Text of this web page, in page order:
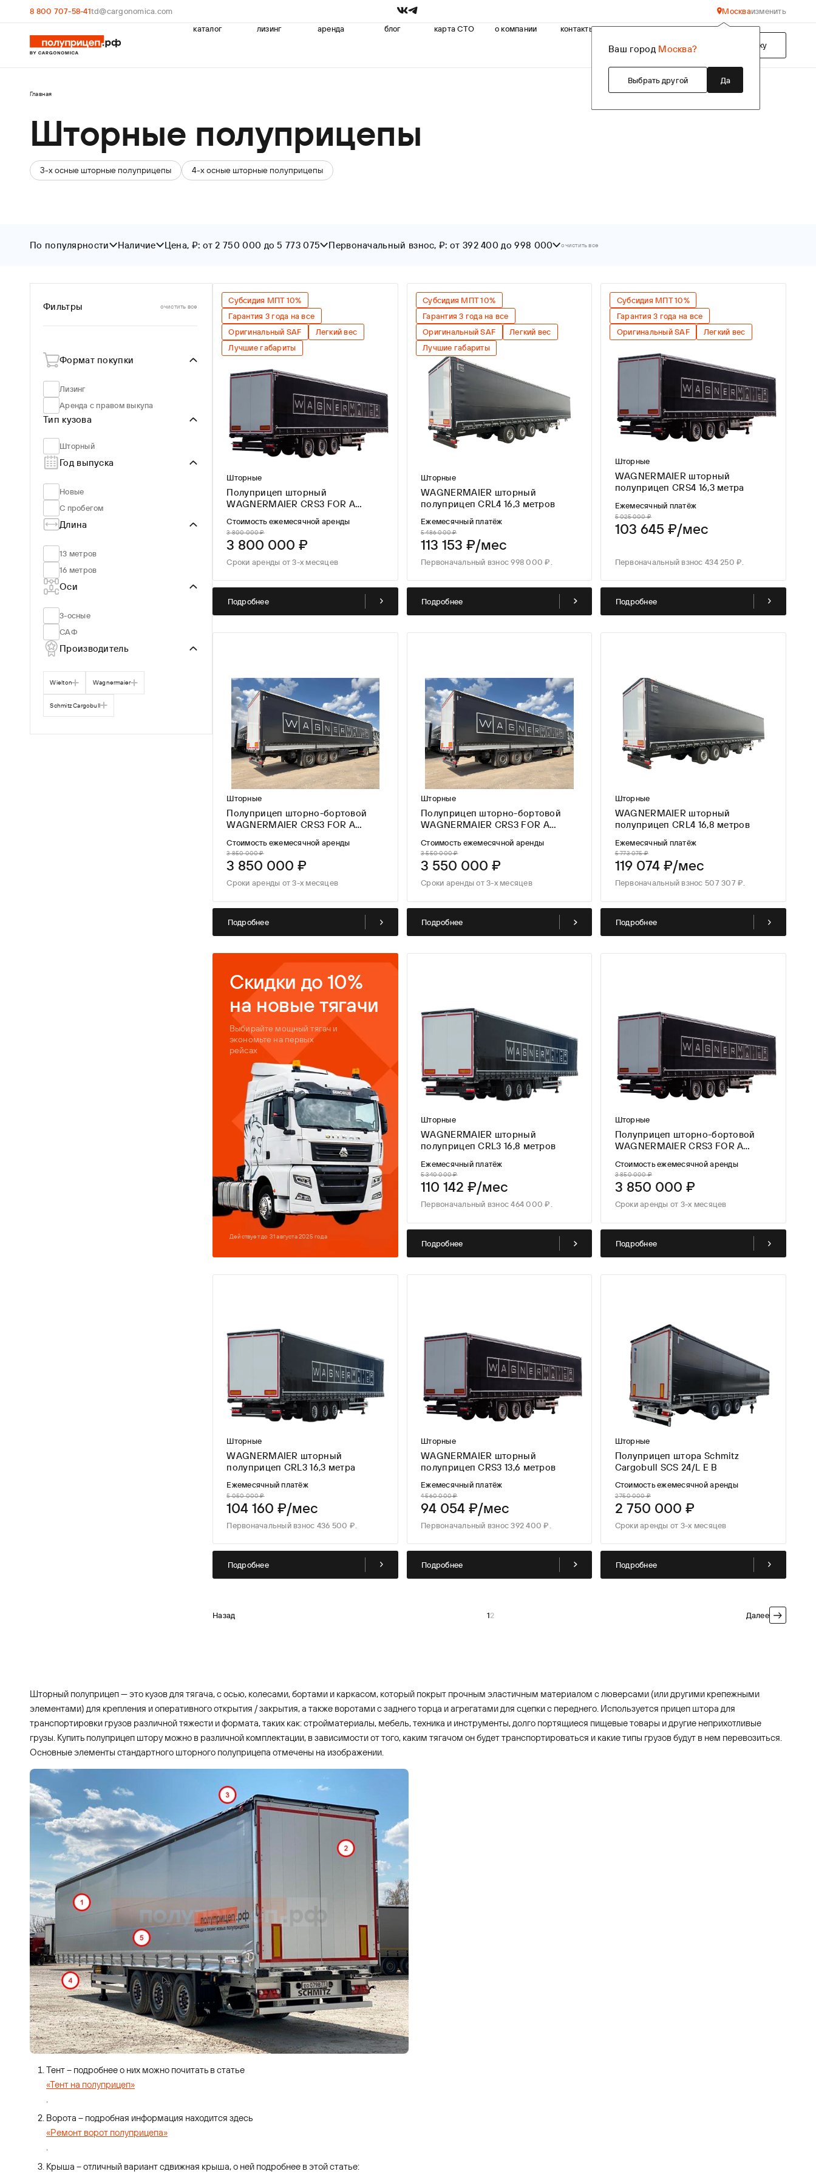
8 800 707-58-41td@cargonomica.com Москва
Ваш город Москва?
Выбрать другой Да
изменить
каталог
лизинг аренда блог карта СТО о компании
контакты
Подобрать технику
Главная
Шторные полуприцепы
3-х осные шторные полуприцепы 4-х осные шторные полуприцепы
По популярности
По новизне
Цена ↓
Наличие Цена, ₽: от 2 750 000 до 5 773 075 Первоначальный взнос, ₽: от 392 400 до 998 000 очистить все
Фильтры очистить все
Формат покупки
Лизинг
Аренда с правом выкупа
Тип кузова
Шторный
Год выпуска
Новые
С пробегом
Длина
13 метров
16 метров
Оси
3-осные
САФ
Производитель
Wielton Wagnermaier
Schmitz Cargobull
Субсидия МПТ 10%
Гарантия 3 года на все
Оригинальный SAF
Легкий вес
Лучшие габариты
Шторные
Полуприцеп шторный
WAGNERMAIER CRS3 FOR A
Стоимость ежемесячной аренды
3 800 000 ₽
3 800 000 ₽
Сроки аренды от 3-х месяцев
Подробнее
Субсидия МПТ 10%
Гарантия 3 года на все
Оригинальный SAF
Легкий вес
Лучшие габариты
Шторные
WAGNERMAIER шторный
полуприцеп CRL4 16,3 метров
Ежемесячный платёж
5 486 000 ₽
113 153 ₽/мес
Первоначальный взнос 998 000 ₽.
Подробнее
Субсидия МПТ 10%
Гарантия 3 года на все
Оригинальный SAF
Легкий вес
Шторные
WAGNERMAIER шторный
полуприцеп CRS4 16,3 метра
Ежемесячный платёж
5 025 000 ₽
103 645 ₽/мес
Первоначальный взнос 434 250 ₽.
Подробнее
Шторные
Полуприцеп шторно-бортовой
WAGNERMAIER CRS3 FOR A
Стоимость ежемесячной аренды
3 850 000 ₽
3 850 000 ₽
Сроки аренды от 3-х месяцев
Подробнее
Шторные
Полуприцеп шторно-бортовой
WAGNERMAIER CRS3 FOR A
Стоимость ежемесячной аренды
3 550 000 ₽
3 550 000 ₽
Сроки аренды от 3-х месяцев
Подробнее
Шторные
WAGNERMAIER шторный
полуприцеп CRL4 16,8 метров
Ежемесячный платёж
5 773 075 ₽
119 074 ₽/мес
Первоначальный взнос 507 307 ₽.
Подробнее
Скидки до 10%
на новые тягачи
Выбирайте мощный тягач и
экономьте на первых
рейсах
Действует до 31 августа 2025 года
Шторные
WAGNERMAIER шторный
полуприцеп CRL3 16,8 метров
Ежемесячный платёж
5 340 000 ₽
110 142 ₽/мес
Первоначальный взнос 464 000 ₽.
Подробнее
Шторные
Полуприцеп шторно-бортовой
WAGNERMAIER CRS3 FOR A
Стоимость ежемесячной аренды
3 850 000 ₽
3 850 000 ₽
Сроки аренды от 3-х месяцев
Подробнее
Шторные
WAGNERMAIER шторный
полуприцеп CRL3 16,3 метра
Ежемесячный платёж
5 050 000 ₽
104 160 ₽/мес
Первоначальный взнос 436 500 ₽.
Подробнее
Шторные
WAGNERMAIER шторный
полуприцеп CRS3 13,6 метров
Ежемесячный платёж
4 560 000 ₽
94 054 ₽/мес
Первоначальный взнос 392 400 ₽.
Подробнее
Шторные
Полуприцеп штора Schmitz
Cargobull SCS 24/L E B
Стоимость ежемесячной аренды
2 750 000 ₽
2 750 000 ₽
Сроки аренды от 3-х месяцев
Подробнее
Назад 12 Далее
Шторный полуприцеп — это кузов для тягача, с осью, колесами, бортами и каркасом, который покрыт прочным эластичным материалом с люверсами (или другими крепежными
элементами) для крепления и оперативного открытия / закрытия, а также воротами с заднего торца и агрегатами для сцепки с переднего. Используется прицеп штора для
транспортировки грузов различной тяжести и формата, таких как: стройматериалы, мебель, техника и инструменты, долго портящиеся пищевые товары и другие неприхотливые
грузы. Купить полуприцеп штору можно в различной комплектации, в зависимости от того, каким тягачом он будет транспортироваться и какие типы грузов будут в нем перевозиться.
Основные элементы стандартного шторного полуприцепа отмечены на изображении.
Тент – подробнее о них можно почитать в статье
«Тент на полуприцеп»
Ворота – подробная информация находится здесь
«Ремонт ворот полуприцепа»
.
Крыша – отличный вариант сдвижная крыша, о ней подробнее в этой статье: